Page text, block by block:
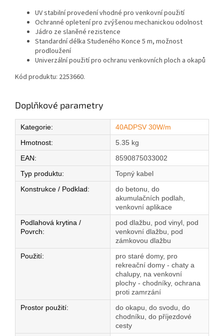
UV stabilní provedení vhodné pro venkovní použití
Ochranné opletení pro zvýšenou mechanickou odolnost
Jádro ze slaněné rezistence
Standardní délka Studeného Konce 5 m, možnost
prodloužení
Univerzální použití pro ochranu venkovních ploch a okapů
Kód produktu: 2253660.
Doplňkové parametry
Kategorie:
40ADPSV 30W/m
Hmotnost:
5.35 kg
EAN:
8590875033002
Typ produktu:
Topný kabel
Konstrukce / Podklad:
do betonu, do
akumulačních podlah,
venkovní aplikace
Podlahová krytina /
Povrch:
pod dlažbu, pod vinyl, pod
venkovní dlažbu, pod
zámkovou dlažbu
Použití:
pro staré domy, pro
rekreační domy - chaty a
chalupy, na venkovní
plochy - chodníky, ochrana
proti zamrzání
Prostor použití:
do okapu, do svodu, do
chodníku, do příjezdové
cesty